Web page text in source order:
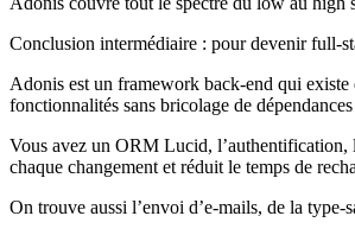
Conclusion intermédiaire : pour devenir
Adonis est un framework back‑end qui
fonctionnalités sans bricolage de
Vous avez un ORM Lucid, l’authentification,
chaque changement et réduit le temps de
On trouve aussi l’envoi d’e‑mails, de la